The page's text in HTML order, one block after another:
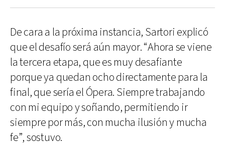
De cara a la próxima instancia, Sartori explicó
que el desafío será aún mayor. “Ahora se viene
la tercera etapa, que es muy desafiante
porque ya quedan ocho directamente para la
final, que sería el Ópera. Siempre trabajando
con mi equipo y soñando, permitiendo ir
siempre por más, con mucha ilusión y mucha
fe”, sostuvo.